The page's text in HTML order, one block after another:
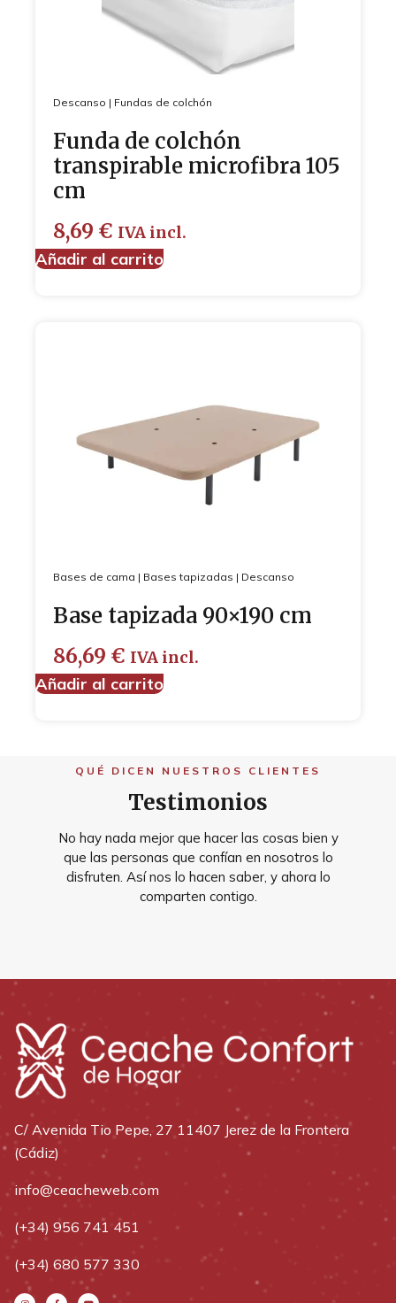
Descanso | Fundas de colchón
Funda de colchón
transpirable microfibra 105
cm
8,69 € IVA incl.
Añadir al carrito
Bases de cama | Bases tapizadas | Descanso
Base tapizada 90×190 cm
86,69 € IVA incl.
Añadir al carrito
QUÉ DICEN NUESTROS CLIENTES
Testimonios
No hay nada mejor que hacer las cosas bien y
que las personas que confían en nosotros lo
disfruten. Así nos lo hacen saber, y ahora lo
comparten contigo.
C/ Avenida Tio Pepe, 27 11407 Jerez de la Frontera
(Cádiz)
info@ceacheweb.com
(+34) 956 741 451
(+34) 680 577 330